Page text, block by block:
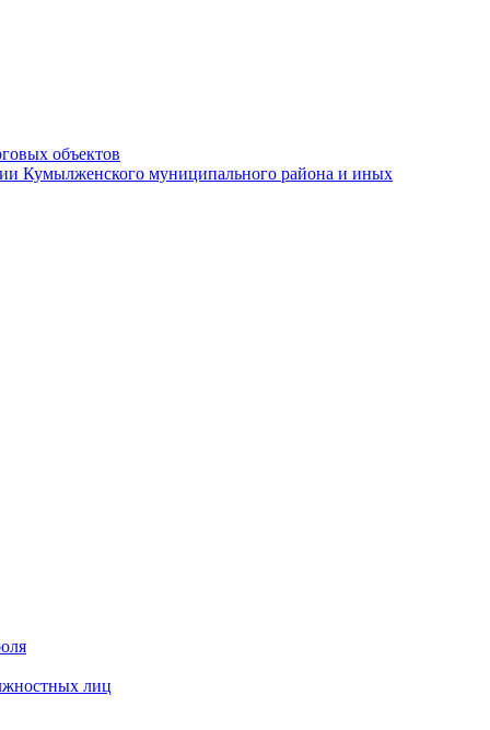
объектов
Кумылженского муниципального района и иных
лиц